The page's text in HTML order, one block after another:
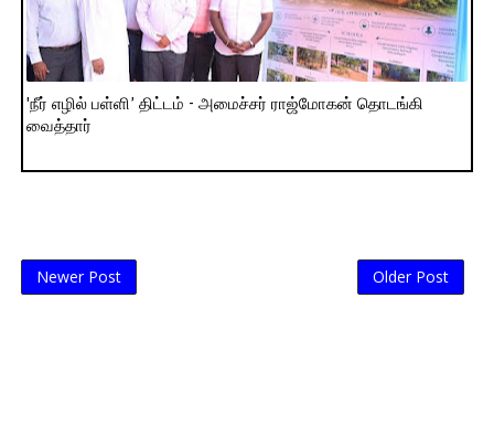
'நீர் எழில் பள்ளி’ திட்டம் - அமைச்சர் ராஜ்மோகன் தொடங்கி
வைத்தார்
Newer Post Older Post